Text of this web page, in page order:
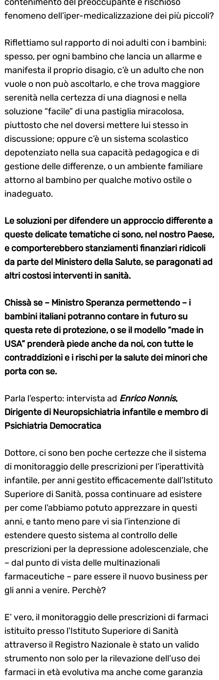
fenomeno dell’iper-medicalizzazione dei più piccoli?
Riflettiamo sul rapporto di noi adulti con i bambini:
spesso, per ogni bambino che lancia un allarme e
manifesta il proprio disagio, c’è un adulto che non
vuole o non può ascoltarlo, e che trova maggiore
serenità nella certezza di una diagnosi e nella
soluzione “facile” di una pastiglia miracolosa,
piuttosto che nel doversi mettere lui stesso in
discussione; oppure c’è un sistema scolastico
depotenziato nella sua capacità pedagogica e di
gestione delle differenze, o un ambiente familiare
attorno al bambino per qualche motivo ostile o
inadeguato.
Le soluzioni per difendere un approccio differente a
queste delicate tematiche ci sono, nel nostro Paese,
e comporterebbero stanziamenti finanziari ridicoli
da parte del Ministero della Salute, se paragonati ad
altri costosi interventi in sanità.
Chissà se – Ministro Speranza permettendo – i
bambini italiani potranno contare in futuro su
questa rete di protezione, o se il modello “made in
USA” prenderà piede anche da noi, con tutte le
contraddizioni e i rischi per la salute dei minori che
porta con se.
Parla l’esperto: intervista ad Enrico Nonnis,
Dirigente di Neuropsichiatria infantile e membro di
Psichiatria Democratica
Dottore, ci sono ben poche certezze che il sistema
di monitoraggio delle prescrizioni per l’iperattività
infantile, per anni gestito efficacemente dall’Istituto
Superiore di Sanità, possa continuare ad esistere
per come l’abbiamo potuto apprezzare in questi
anni, e tanto meno pare vi sia l’intenzione di
estendere questo sistema al controllo delle
prescrizioni per la depressione adolescenziale, che
– dal punto di vista delle multinazionali
farmaceutiche – pare essere il nuovo business per
gli anni a venire. Perchè?
E’ vero, il monitoraggio delle prescrizioni di farmaci
istituito presso l’Istituto Superiore di Sanità
attraverso il Registro Nazionale è stato un valido
strumento non solo per la rilevazione dell’uso dei
farmaci in età evolutiva ma anche come garanzia
Search
for: